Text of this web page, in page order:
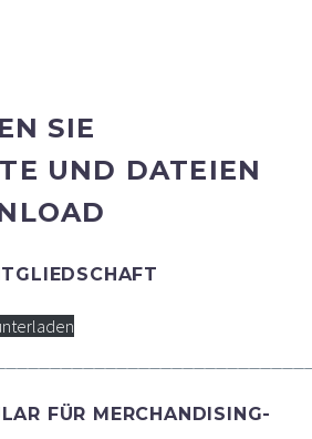
SIE
UND DATEIEN
FÜR MERCHANDISING-